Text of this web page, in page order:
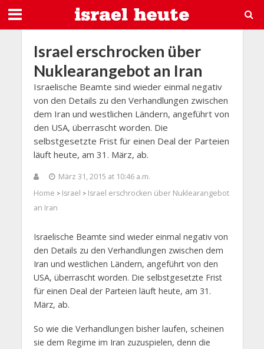
Israel erschrocken über
Nuklearangebot an Iran
Israelische Beamte sind wieder einmal negativ
von den Details zu den Verhandlungen zwischen
dem Iran und westlichen Ländern, angeführt von
den USA, überrascht worden. Die
selbstgesetzte Frist für einen Deal der Parteien
läuft heute, am 31. März, ab.
März 31, 2015 at 10:46 a.m.
Home > Israel > Israel erschrocken über Nuklearangebot
an Iran
Israelische Beamte sind wieder einmal negativ von
den Details zu den Verhandlungen zwischen dem
Iran und westlichen Ländern, angeführt von den
USA, überrascht worden. Die selbstgesetzte Frist
für einen Deal der Parteien läuft heute, am 31.
März, ab.
So wie die Verhandlungen bisher laufen, scheinen
sie dem Regime im Iran zuzuspielen, denn die